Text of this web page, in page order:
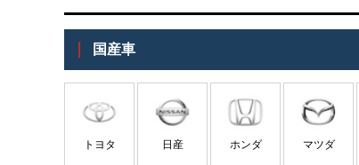
国産車
トヨタ 日産 ホンダ マツダ